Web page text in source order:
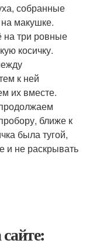
собранные
макушке.
на три ровные
косичку.
к ней
их вместе.
ближе к
была тугой,
и не раскрывать